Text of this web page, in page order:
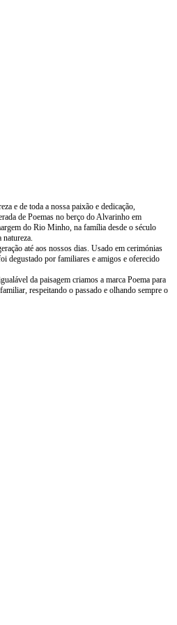
e de toda a nossa paixão e dedicação,
de Poemas no berço do Alvarinho em
do Rio Minho, na família desde o século
natureza.
até aos nossos dias. Usado em cerimónias
degustado por familiares e amigos e oferecido
da paisagem criamos a marca Poema para
respeitando o passado e olhando sempre o